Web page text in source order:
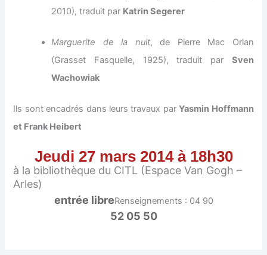
2010), traduit par Katrin Segerer
Marguerite de la nuit, de Pierre Mac Orlan
(Grasset Fasquelle, 1925), traduit par Sven
Wachowiak
Ils sont encadrés dans leurs travaux parYasmin Hoffmann
et Frank Heibert
Jeudi 27 mars 2014à 18h30
à la bibliothèque du CITL (Espace Van Gogh –
Arles)
entrée libreRenseignements : 04 90
52 05 50